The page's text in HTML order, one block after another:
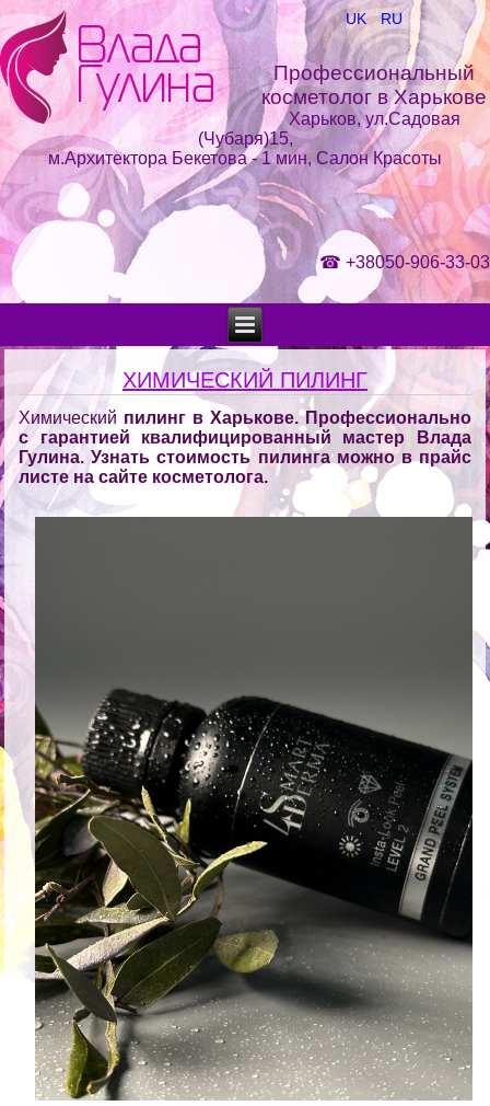
UK RU
Профессиональный
косметолог в Харькове
Харьков, ул.Садовая
(Чубаря)15,
м.Архитектора Бекетова - 1 мин, Салон Красоты
☎ +38050-906-33-03
ХИМИЧЕСКИЙ ПИЛИНГ
Химический пилинг в Харькове. Профессионально
с гарантией квалифицированный мастер Влада
Гулина.Узнать стоимость пилингаможно в прайс
листе на сайте косметолога.